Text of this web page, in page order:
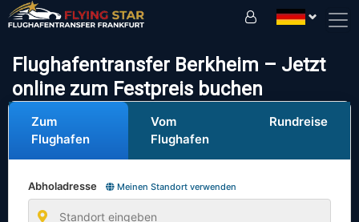
Flughafentransfer Berkheim – Jetzt
online zum Festpreis buchen
Zum
Flughafen
Vom
Flughafen
Rundreise
Abholadresse Meinen Standort verwenden